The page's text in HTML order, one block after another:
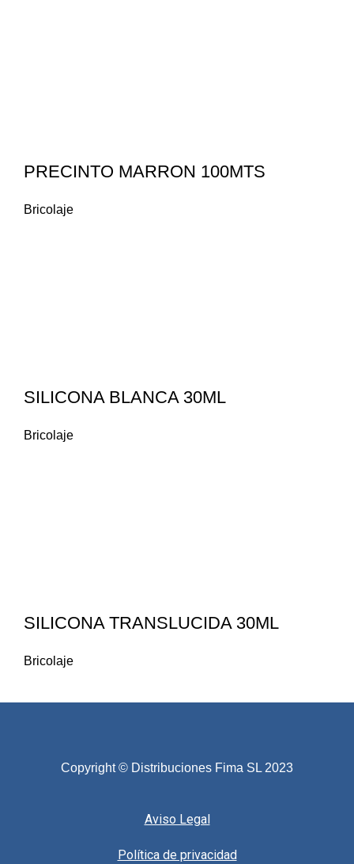
PRECINTO MARRON 100MTS
Bricolaje
SILICONA BLANCA 30ML
Bricolaje
SILICONA TRANSLUCIDA 30ML
Bricolaje
Copyright © Distribuciones Fima SL 2023
Aviso Legal
Política de privacidad